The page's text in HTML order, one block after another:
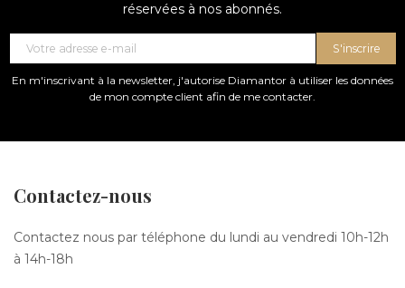
réservées à nos abonnés.
S'inscrire
En m'inscrivant à la newsletter, j'autorise Diamantor à utiliser les données
de mon compte client afin de me contacter.
Contactez-nous
Contactez nous par téléphone du lundi au vendredi 10h-12h
à 14h-18h